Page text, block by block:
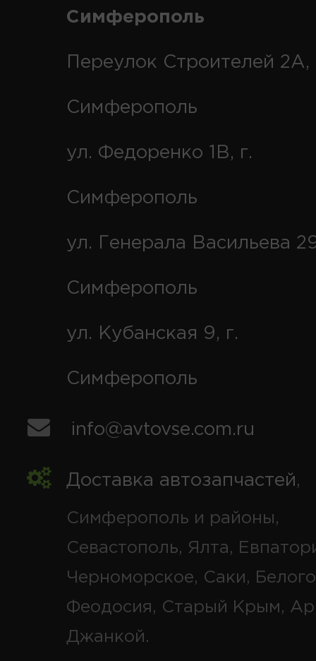
Симферополь
Переулок Строителей 2А,
Симферополь
ул. Федоренко 1В, г.
Симферополь
ул. Генерала Васильева
Симферополь
ул. Кубанская 9, г.
Симферополь
info@avtovse.com.ru
Доставка автозапчастей,
Симферополь и районы,
Севастополь, Ялта,
Черноморское, Саки,
Феодосия, Старый Крым,
Джанкой.